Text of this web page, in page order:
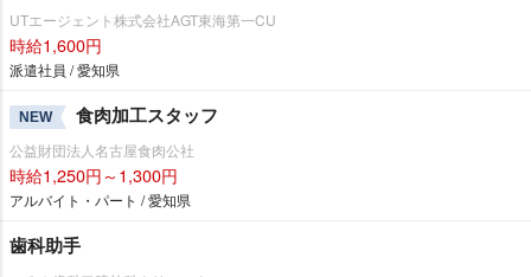
UTエージェント株式会社AGT東海第一CU
時給1,600円
派遣社員 / 愛知県
NEW 食肉加工スタッフ
公益財団法人名古屋食肉公社
時給1,250円～1,300円
アルバイト・パート / 愛知県
歯科助手